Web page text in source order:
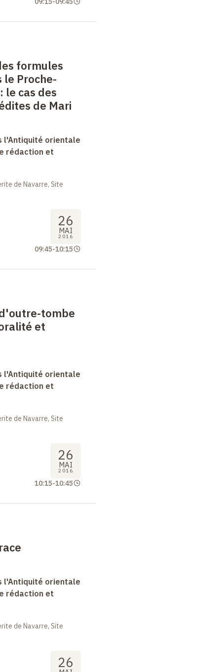
formules
le Proche-
: le cas des
de Mari
l'Antiquité orientale
rédaction et
de Navarre, Site
26
MAI
2016
09:45-10:15
tombe
et
l'Antiquité orientale
rédaction et
de Navarre, Site
26
MAI
2016
10:15-10:45
l'Antiquité orientale
rédaction et
de Navarre, Site
26